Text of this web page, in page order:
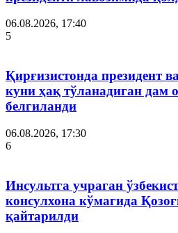
06.08.2026, 17:40
5
Қирғизистонда президент
куни ҳақ тўланадиган дам
белгиланди
06.08.2026, 17:30
6
Инсультга учраган
консулхона кўмагида
қайтарилди